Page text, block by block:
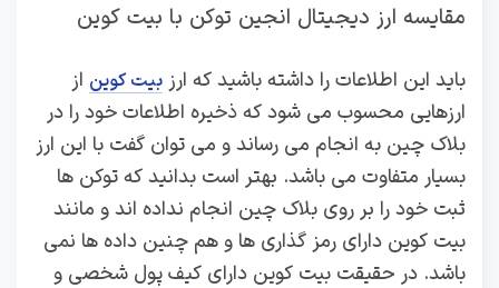
مقایسه ارز دیجیتال انجین توکن با بیت کوین
باید این اطلاعات را داشته باشید که ارز بیت کوین از
ارزهایی محسوب می شود که ذخیره اطلاعات خود را در
بلاک چین به انجام می رساند و می توان گفت با این ارز
بسیار متفاوت می باشد. بهتر است بدانید که توکن ها
ثبت خود را بر روی بلاک چین انجام نداده اند و مانند
بیت کوین دارای رمز گذاری ها و هم چنین داده ها نمی
باشد. در حقیقت بیت کوین دارای کیف پول شخصی و